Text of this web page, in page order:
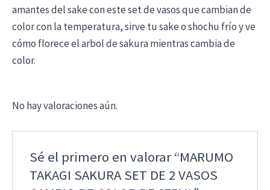
amantes del sake con este set de vasos que cambian de
color con la temperatura, sirve tu sake o shochu frío y ve
cómo florece el arbol de sakura mientras cambia de
color.
No hay valoraciones aún.
Sé el primero en valorar “MARUMO
TAKAGI SAKURA SET DE 2 VASOS